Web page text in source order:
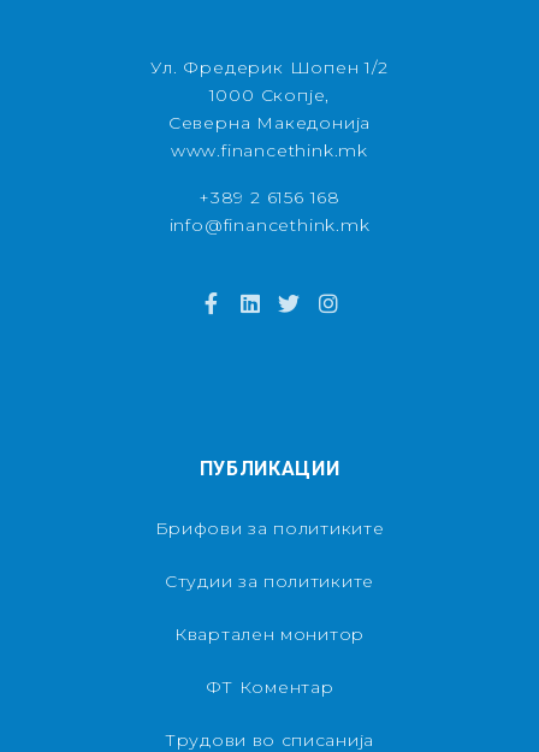
Ул. Фредерик Шопен 1/2
1000 Скопје,
Северна Македонија
www.financethink.mk
+389 2 6156 168
info@financethink.mk
ПУБЛИКАЦИИ
Брифови за политиките
Студии за политиките
Квартален монитор
ФТ Коментар
Трудови во списанија